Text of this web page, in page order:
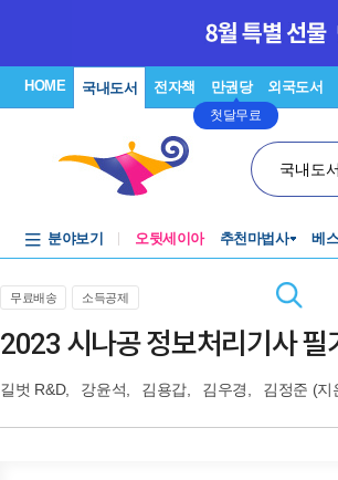
HOME 국내도서 전자책 만권당
첫달무료
외국도서
국내도
분야보기 오뒷세이아 추천마법사 베
무료배송 소득공제
2023 시나공 정보처리기사 필
길벗 R&D, 강윤석 김용갑 김우경 김정준 (지